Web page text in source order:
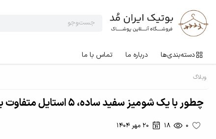
دسته‌بندی‌ها درباره ما تماس با ما
وبلاگ
چطور با یک شومیز سفید ساده، ۵ استایل متفاوت بسازیم؟
0
18 20 مهر 1404